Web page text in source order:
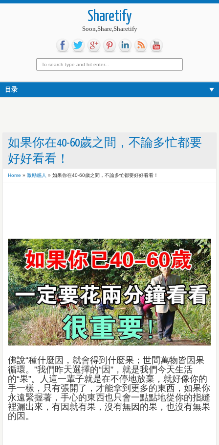
Sharetify
Soon,Share,Sharetify
目录
如果你在40-60歲之間，不論多忙都要
好好看看！
Home » 激励感人 » 如果你在40-60歲之間，不論多忙都要好好看看！
佛說“種什麼因，就會得到什麼果；世間萬物皆因果
循環。”我們昨天選擇的“因”，就是我們今天生活
的“果”。人這一輩子就是在不停地放棄，就好像你的
手一樣，只有張開了，才能拿到更多的東西，如果你
永遠緊握著，手心的東西也只會一點點地從你的指縫
裡漏出來，有因就有果，沒有無因的果，也沒有無果
的因。